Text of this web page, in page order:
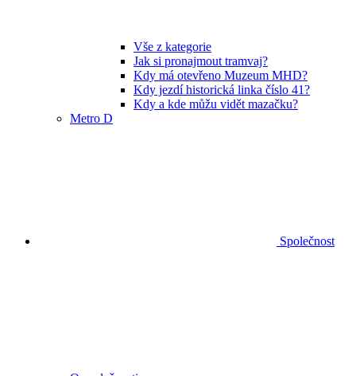
Vše z kategorie
Jak si pronajmout tramvaj?
Kdy má otevřeno Muzeum MHD?
Kdy jezdí historická linka číslo 41?
Kdy a kde můžu vidět mazačku?
Metro D
Společnost